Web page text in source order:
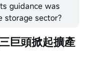
guidance was
storage sector?
巨頭掀起擴產